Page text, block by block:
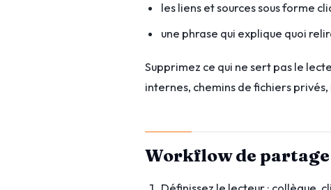
les liens et sources sous forme
une phrase qui explique quoi
Supprimez ce qui ne sert pas le
internes, chemins de fichiers
Workflow de partage